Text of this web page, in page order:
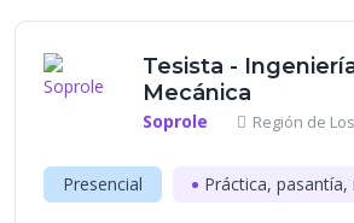
Tesista -
Mecánica
Soprole Región de
Presencial Práctica, pasantía,